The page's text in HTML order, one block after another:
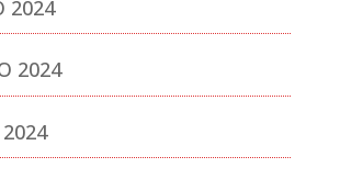
2024
2024